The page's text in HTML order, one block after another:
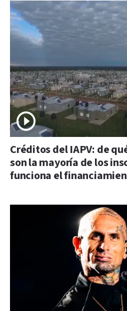
Créditos del IAPV: de
son la mayoría de los
funciona el